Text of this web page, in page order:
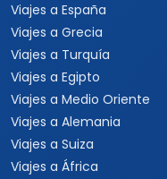
Viajes a España
Viajes a Grecia
Viajes a Turquía
Viajes a Egipto
Viajes a Medio Oriente
Viajes a Alemania
Viajes a Suiza
Viajes a África